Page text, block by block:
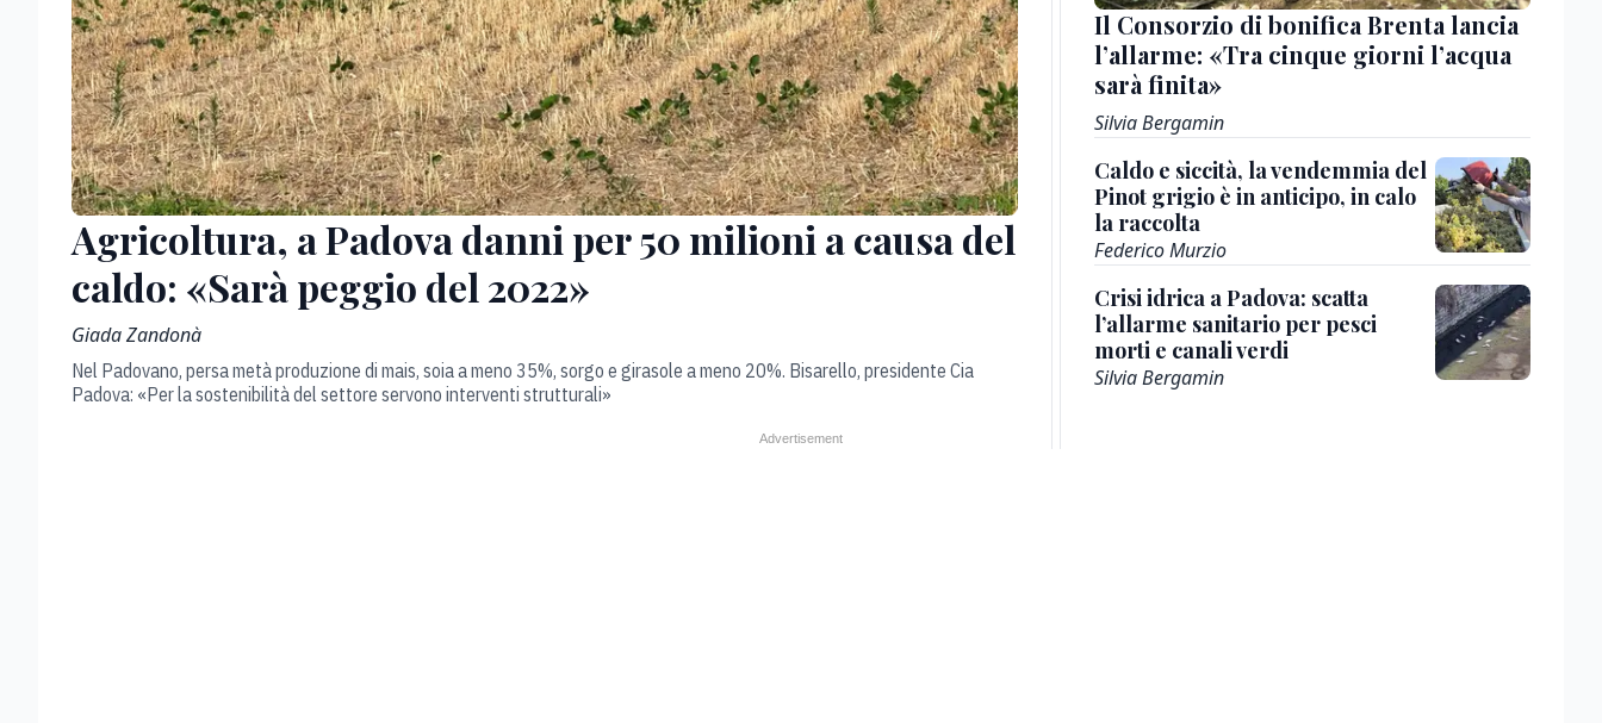
Agricoltura, a Padova danni per 50 milioni a causa del
caldo: «Sarà peggio del 2022»
Giada Zandonà
Nel Padovano, persa metà produzione di mais, soia a meno 35%, sorgo e girasole a meno 20%. Bisarello, presidente Cia
Padova: «Per la sostenibilità del settore servono interventi strutturali»
Il Consorzio di bonifica Brenta lancia
l’allarme: «Tra cinque giorni l’acqua
sarà finita»
Silvia Bergamin
Caldo e siccità, la vendemmia del
Pinot grigio è in anticipo, in calo
la raccolta
Federico Murzio
Crisi idrica a Padova: scatta
l’allarme sanitario per pesci
morti e canali verdi
Silvia Bergamin